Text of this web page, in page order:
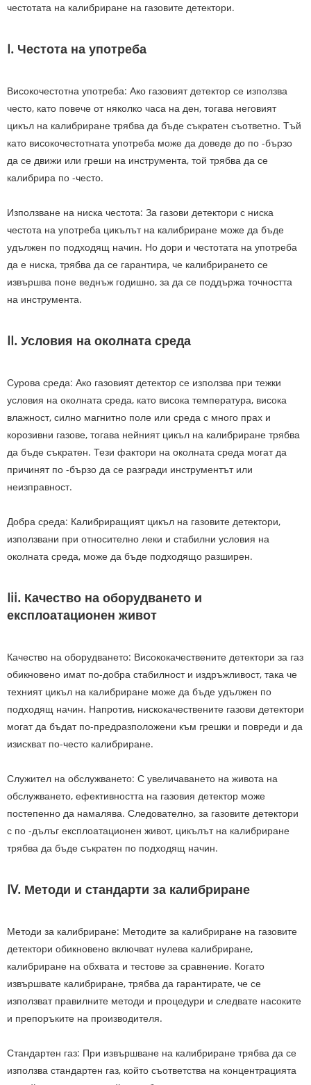
честотата на калибриране на газовите детектори.
I. Честота на употреба
Високочестотна употреба: Ако газовият детектор се използва
често, като повече от няколко часа на ден, тогава неговият
цикъл на калибриране трябва да бъде съкратен съответно. Тъй
като високочестотната употреба може да доведе до по -бързо
да се движи или греши на инструмента, той трябва да се
калибрира по -често.
Използване на ниска честота: За газови детектори с ниска
честота на употреба цикълът на калибриране може да бъде
удължен по подходящ начин. Но дори и честотата на употреба
да е ниска, трябва да се гарантира, че калибрирането се
извършва поне веднъж годишно, за да се поддържа точността
на инструмента.
II. Условия на околната среда
Сурова среда: Ако газовият детектор се използва при тежки
условия на околната среда, като висока температура, висока
влажност, силно магнитно поле или среда с много прах и
корозивни газове, тогава нейният цикъл на калибриране трябва
да бъде съкратен. Тези фактори на околната среда могат да
причинят по -бързо да се разгради инструментът или
неизправност.
Добра среда: Калибриращият цикъл на газовите детектори,
използвани при относително леки и стабилни условия на
околната среда, може да бъде подходящо разширен.
Iii. Качество на оборудването и
експлоатационен живот
Качество на оборудването: Висококачествените детектори за газ
обикновено имат по-добра стабилност и издръжливост, така че
техният цикъл на калибриране може да бъде удължен по
подходящ начин. Напротив, нискокачествените газови детектори
могат да бъдат по-предразположени към грешки и повреди и да
изискват по-често калибриране.
Служител на обслужването: С увеличаването на живота на
обслужването, ефективността на газовия детектор може
постепенно да намалява. Следователно, за газовите детектори
с по -дълъг експлоатационен живот, цикълът на калибриране
трябва да бъде съкратен по подходящ начин.
IV. Методи и стандарти за калибриране
Методи за калибриране: Методите за калибриране на газовите
детектори обикновено включват нулева калибриране,
калибриране на обхвата и тестове за сравнение. Когато
извършвате калибриране, трябва да гарантирате, че се
използват правилните методи и процедури и следвате насоките
и препоръките на производителя.
Стандартен газ: При извършване на калибриране трябва да се
използва стандартен газ, който съответства на концентрацията